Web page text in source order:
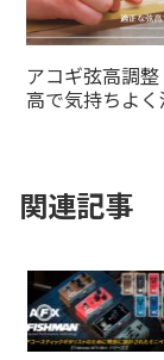
アコギ弦高調
高で気持ちよ
関連記事